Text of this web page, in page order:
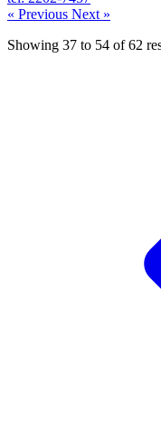
« Previous Next »
Showing 37 to 54 of62